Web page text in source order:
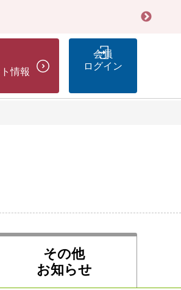
情報
会員
ログイン
その他
お知らせ